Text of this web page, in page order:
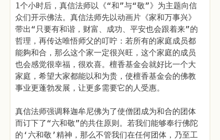
1个小时后，真信法师以《“和”与“敬”》为主题向信
众们开示佛法。真信法师先以动画片《家和万事兴》
带出“只要有和谐，财富、成功、平安也会跟着来”的
哲理，再传达唯悟师父的叮咛：若所有的家庭成员都
能夠和合，那么这个家一定很兴旺，这个家庭的成员
也会感觉很幸福，很欢喜。檀香基金会就好比一个大
家庭，希望大家都能以和为贵，使檀香基金会的佛教
事业更蓬勃发展，让更多需要它的人受惠。
真信法师强调释迦牟尼佛为了使僧团成为和合的团体
而订下了“六和敬”的共住原则。若我们能够奉行佛陀
的‘六和敬’精神，那么不管我们在任何团体，乃至工